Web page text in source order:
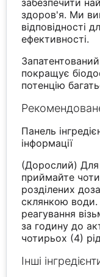
забезпечити
здоров'я. Ми
відповідності
ефективності.
покращує
потенцію
Панель
інформації
(Дорослий) Для
приймайте
розділених
склянкою
реагування
за годину до
чотирьох (4)
Інші